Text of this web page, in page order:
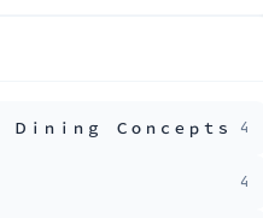
ｉｎｉｎｇ Ｃｏｎｃｅｐｔｓ 4
4